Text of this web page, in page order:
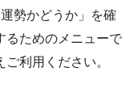
勢かどうか」を確
るためのメニューで
利用ください。